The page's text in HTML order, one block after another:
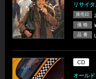
リサイ
発売日
価 格
品 番
CD
オール